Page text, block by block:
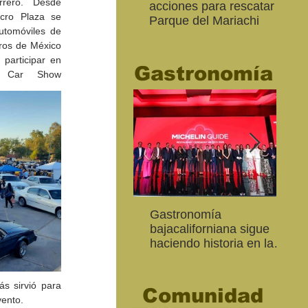
Plaza se
de
de México
participar en
Car Show
sirvió para
Inaugura SC la colectiva
Expresión Plástica
Cachanilla 2026
"Función Velorio" llegará
al Teatro Universitario
como cierre del Taller de
acciones para rescatar el
Parque del Mariachi
Comunidad
Gastronomía
bajacaliforniana sigue
haciendo historia en la
Gastronomía